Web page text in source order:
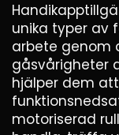
unika typer av
arbete genom
gåsvårigheter
hjälper dem
motoriserad